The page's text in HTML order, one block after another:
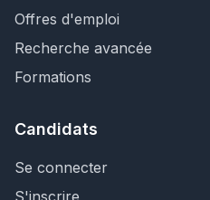
Offres d'emploi
Recherche avancée
Formations
Candidats
Se connecter
S'inscrire